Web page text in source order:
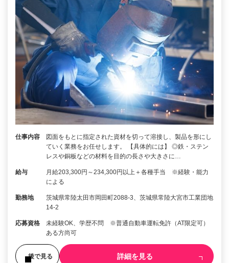
仕事内容
図面をもとに指定された資材を切って溶接し、製品を形にし
ていく業務をお任せします。 【具体的には】 ◎鉄・ステン
レスや銅板などの材料を目的の長さや大きさに…
給与
月給203,300円～234,300円以上＋各種手当 ※経験・能力
による
勤務地
茨城県常陸太田市岡田町2088-3、茨城県常陸大宮市工業団地
14-2
応募資格
未経験OK、学歴不問 ※普通自動車運転免許（AT限定可）
ある方尚可
後で見る 詳細を見る